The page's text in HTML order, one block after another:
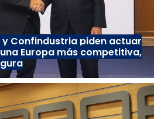
y Confindustria piden actuar
Europa más competitiva,